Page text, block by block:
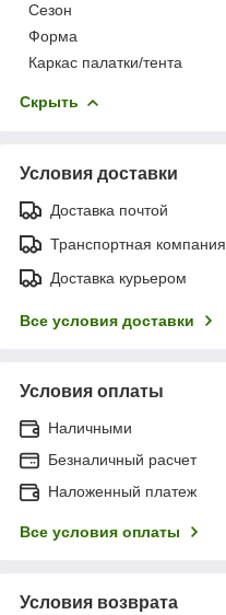
Сезон
Форма
Каркас палатки/тента
Скрыть
Условия доставки
Доставка почтой
Транспортная компания
Доставка курьером
Все условия доставки
Условия оплаты
Наличными
Безналичный расчет
Наложенный платеж
Все условия оплаты
Условия возврата